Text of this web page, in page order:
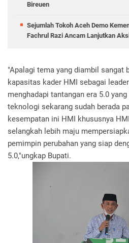
Bireuen
Sejumlah Tokoh Aceh Demo
Fachrul Razi Ancam Lanjutkan
"Apalagi tema yang diambil sangat
kapasitas kader HMI sebagai
menghadapi tantangan era 5.0
teknologi sekarang sudah berada
kesempatan ini HMI khususnya
selangkah lebih maju
pemimpin perubahan yang siap
5.0,"ungkap Bupati.